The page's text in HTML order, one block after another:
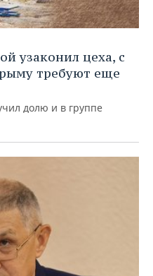
узаконил цеха, с
требуют еще
долю и в группе